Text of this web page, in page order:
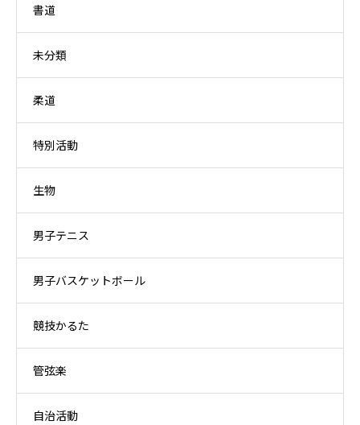
書道
未分類
柔道
特別活動
生物
男子テニス
男子バスケットボール
競技かるた
管弦楽
自治活動